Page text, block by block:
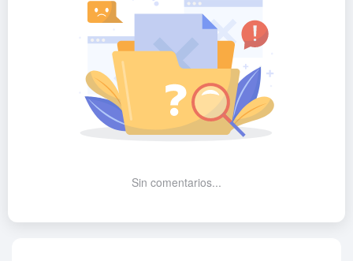
Sin comentarios...